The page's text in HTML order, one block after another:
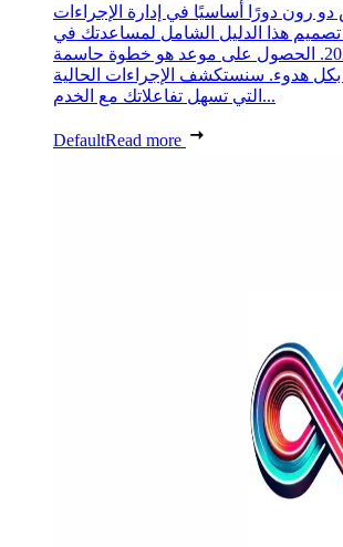
رون دورًا أساسيًا في إدارة الإجراءات
تصميم هذا الدليل الشامل لمساعدتك في
إجراءاتك في عام 2027. الحصول على موعد هو خطوة حاسمة
هدوء. سنستكشف الإجراءات الحالية
التي تسهل تفاعلاتك مع الخدم...
DefaultRead more